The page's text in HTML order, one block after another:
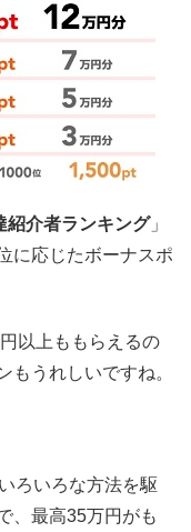
紹介者ランキング」
に応じたボーナスポ
以上ももらえるの
もうれしいですね。
ろいろな方法を駆
、最高35万円がも